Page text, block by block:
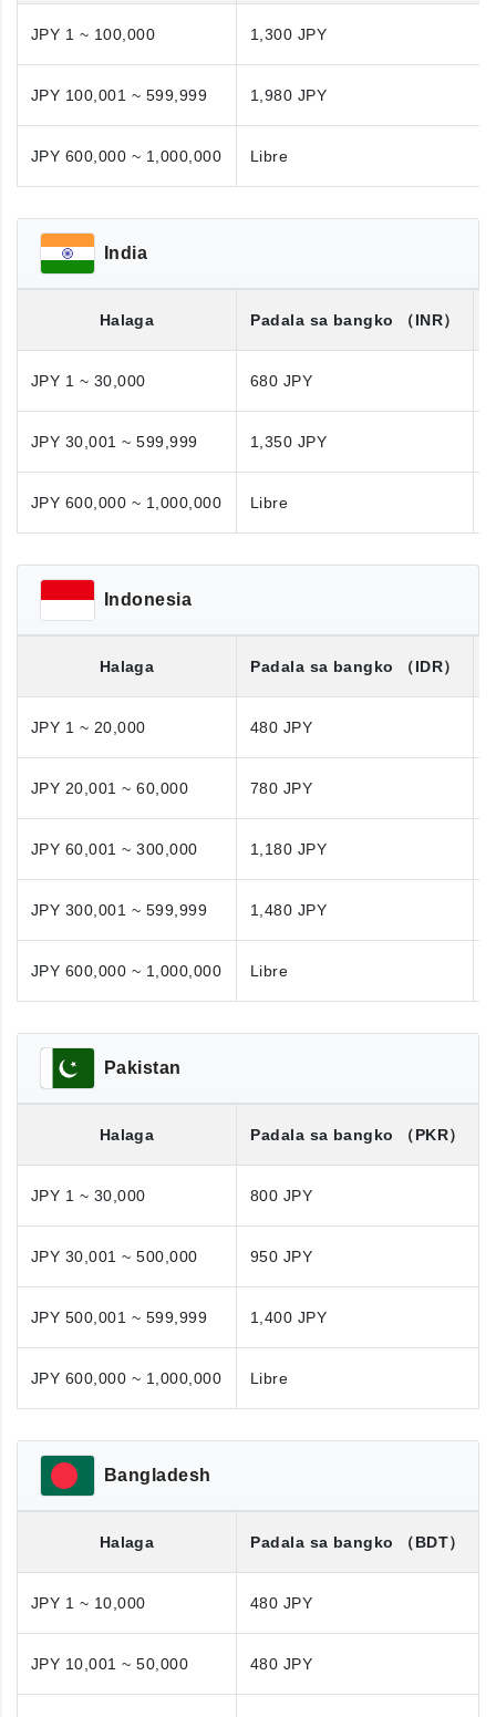
JPY 1 ~ 100,000 1,300 JPY
JPY 100,001 ~ 599,999 1,980 JPY
JPY 600,000 ~ 1,000,000 Libre
India
Halaga Padala sa bangko （INR）
JPY 1 ~ 30,000 680 JPY
JPY 30,001 ~ 599,999 1,350 JPY
JPY 600,000 ~ 1,000,000 Libre
Indonesia
Halaga Padala sa bangko （IDR）
JPY 1 ~ 20,000 480 JPY
JPY 20,001 ~ 60,000 780 JPY
JPY 60,001 ~ 300,000 1,180 JPY
JPY 300,001 ~ 599,999 1,480 JPY
JPY 600,000 ~ 1,000,000 Libre
Pakistan
Halaga Padala sa bangko （PKR）
JPY 1 ~ 30,000 800 JPY
JPY 30,001 ~ 500,000 950 JPY
JPY 500,001 ~ 599,999 1,400 JPY
JPY 600,000 ~ 1,000,000 Libre
Bangladesh
Halaga Padala sa bangko （BDT）
JPY 1 ~ 10,000 480 JPY
JPY 10,001 ~ 50,000 480 JPY